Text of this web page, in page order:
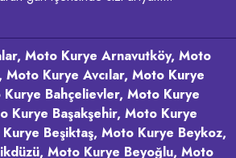
Moto Kurye Arnavutköy, Moto
Moto Kurye Avcılar, Moto Kurye
Kurye Bahçelievler, Moto Kurye
Kurye Başakşehir, Moto Kurye
Beşiktaş, Moto Kurye Beykoz,
Moto Kurye Beyoğlu, Moto